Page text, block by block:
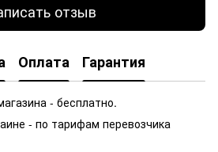
отзыв
Оплата Гарантия
- бесплатно.
- по тарифам перевозчика